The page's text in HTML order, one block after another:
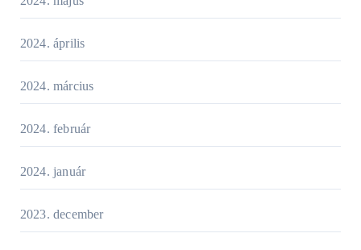
2024. április
2024. március
2024. február
2024. január
2023. december